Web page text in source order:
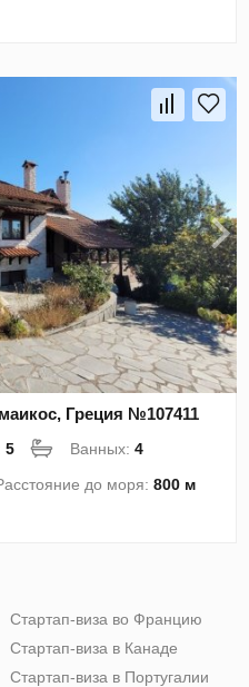
Греция №107411
5 Ванных:4
до моря:800 м
Стартап-виза во Францию
Стартап-виза в Канаде
Стартап-виза в Португалии